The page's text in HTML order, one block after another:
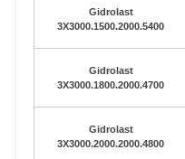
Gidrolast
3X3000.1500.2000.5400
Gidrolast
3X3000.1800.2000.4700
Gidrolast
3X3000.2000.2000.4800